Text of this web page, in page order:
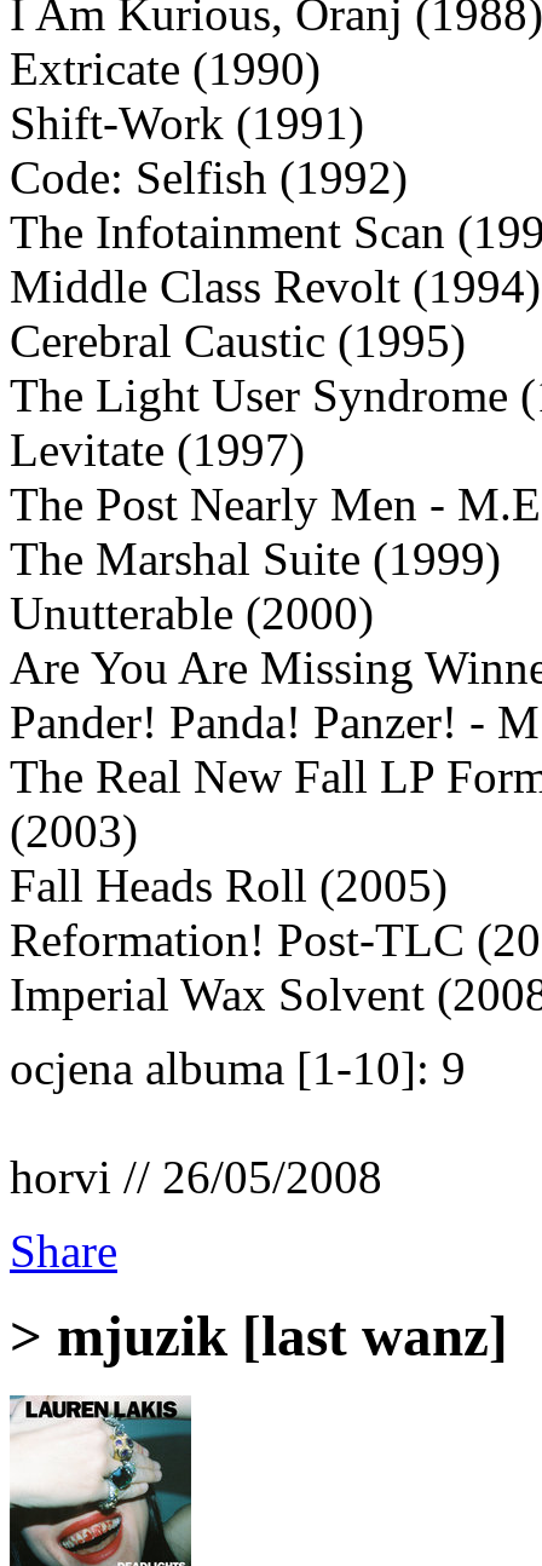
I Am Kurious, Oranj (1988)
Extricate (1990)
Shift-Work (1991)
Code: Selfish (1992)
The Infotainment Scan
Middle Class Revolt (1994)
Cerebral Caustic (1995)
The Light User Syndrome
Levitate (1997)
The Post Nearly Men -
The Marshal Suite (1999)
Unutterable (2000)
Are You Are Missing
Pander! Panda! Panzer! -
The Real New Fall LP
(2003)
Fall Heads Roll (2005)
Reformation! Post-TLC
Imperial Wax Solvent
ocjena albuma [1-10]: 9
horvi // 26/05/2008
Share
> mjuzik [last wanz]